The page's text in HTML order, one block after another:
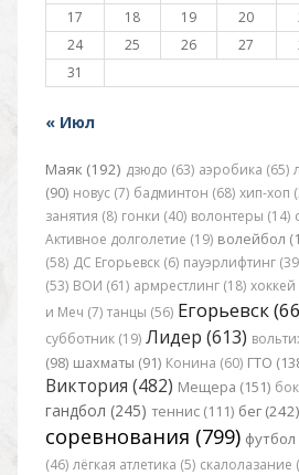
17
18 19 20
24
25 26 27
31
« Июл
Маяк (192) дзюдо (63) аэробика (65)
(90) новус (7) бадминтон (68) хип-хоп
занятия (8) гонки (40) волонтеры (14)
Активное долголетие (19) волейбол
(58) ДС Егорьевск (6) пауэрлифтинг
(53) ВОИ (61) армрестлинг (18) хоккей
и Меч (7) танцы (56) Егорьевск
субботник (19) Лидер (613)
(98) шахматы (91) Конина (60) ГТО
Виктория (482) Мещера (151)
гандбол (245) теннис (111) бег (242)
соревнования (799) футбол
(46) лёгкая атлетика (5) скалолазание